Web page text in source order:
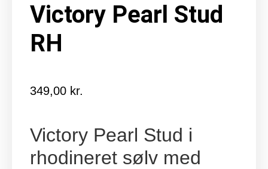
Victory Pearl Stud
RH
349,00 kr.
Victory Pearl Stud i
rhodineret sølv med